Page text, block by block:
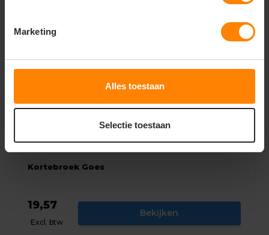
Marketing
Alles toestaan
Selectie toestaan
Kortebroek Goes
19,57
Excl. btw
Bekijken